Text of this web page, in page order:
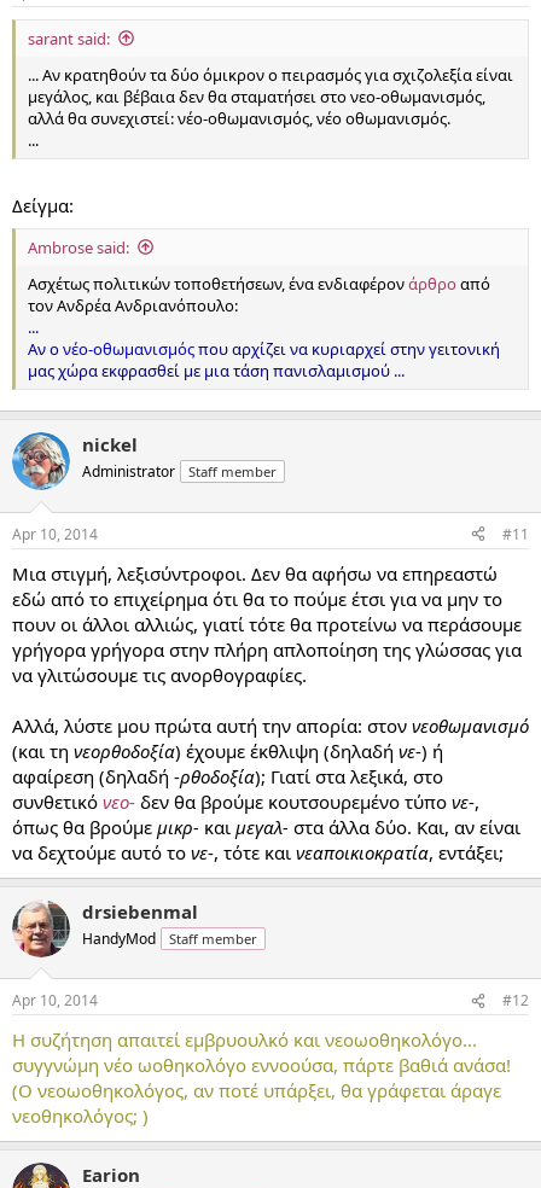
sarant said:
... Αν κρατηθούν τα δύο όμικρον ο πειρασμός για σχιζολεξία είναι
μεγάλος, και βέβαια δεν θα σταματήσει στο νεο-οθωμανισμός,
αλλά θα συνεχιστεί: νέο-οθωμανισμός, νέο οθωμανισμός.
...
Δείγμα:
Ambrose said:
Ασχέτως πολιτικών τοποθετήσεων, ένα ενδιαφέρονάρθροαπό
τον Ανδρέα Ανδριανόπουλο:
...
Αν ονέο-οθωμανισμόςπου αρχίζει να κυριαρχεί στην γειτονική
μας χώρα εκφρασθεί με μια τάση πανισλαμισμού ...
nickel
Administrator Staff member
Apr 10, 2014 #11
Μια στιγμή, λεξισύντροφοι. Δεν θα αφήσω να επηρεαστώ
εδώ από το επιχείρημα ότι θα το πούμε έτσι για να μην το
πουν οι άλλοι αλλιώς, γιατί τότε θα προτείνω να περάσουμε
γρήγορα γρήγορα στην πλήρη απλοποίηση της γλώσσας για
να γλιτώσουμε τις ανορθογραφίες.
Αλλά, λύστε μου πρώτα αυτή την απορία: στον νεοθωμανισμό
(και τη νεορθοδοξία) έχουμε έκθλιψη (δηλαδή νε-) ή
αφαίρεση (δηλαδή -ρθοδοξία); Γιατί στα λεξικά, στο
συνθετικό νεο- δεν θα βρούμε κουτσουρεμένο τύπο νε-,
όπως θα βρούμε μικρ- και μεγαλ- στα άλλα δύο. Και, αν είναι
να δεχτούμε αυτό το νε-, τότε και νεαποικιοκρατία, εντάξει;
drsiebenmal
HandyMod Staff member
Apr 10, 2014 #12
Η συζήτηση απαιτεί εμβρυουλκό και νεοωοθηκολόγο...
συγγνώμη νέο ωοθηκολόγο εννοούσα, πάρτε βαθιά ανάσα!
(Ο νεοωοθηκολόγος, αν ποτέ υπάρξει, θα γράφεται άραγε
νεοθηκολόγος; )
Earion